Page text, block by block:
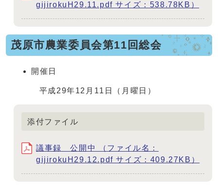
gijirokuH29.11.pdf サイズ：538.78KB）
茂原市農業委員会第11回総会
開催日
平成29年12月11日（月曜日）
添付ファイル
議事録 公開中 （ファイル名：
gijirokuH29.12.pdf サイズ：409.27KB）